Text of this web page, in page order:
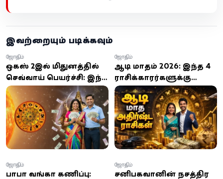
இவற்றையும் படிக்கவும்
ஒகஸ்ட் 2இல் மிதுனத்தில்
செவ்வாய் பெயர்ச்சி: இந்த
4 ராசிக்காரர்களுக்கு
அதிர்ஷ்டம், பணவரவு,
தொழில் முன்னேற்றம்
காத்திருக்கிறது!
ஜோதிடம்
ஆடி மாதம் 2026: இந்த 4
ராசிக்காரர்களுக்கு
காத்திருக்கும் அதிர்ஷ்டம்,
தொழில் முன்னேற்றம்,
நிதி வளர்ச்சி!
ஜோதிடம்
பாபா வங்கா கணிப்பு:
ஜோதிடம்
சனிபகவானின் நட்சத்திர
ஜோதிடம்